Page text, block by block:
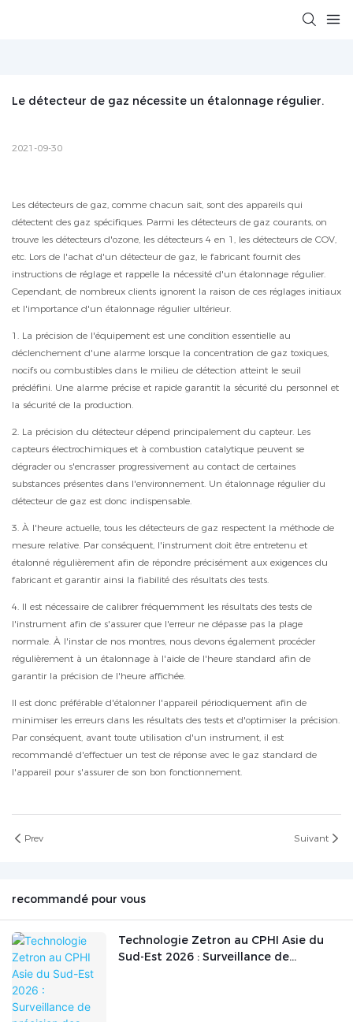
Le détecteur de gaz nécessite un étalonnage régulier.
2021-09-30
Les détecteurs de gaz, comme chacun sait, sont des appareils qui
détectent des gaz spécifiques. Parmi les détecteurs de gaz courants, on
trouve les détecteurs d'ozone, les détecteurs 4 en 1, les détecteurs de COV,
etc. Lors de l'achat d'un détecteur de gaz, le fabricant fournit des
instructions de réglage et rappelle la nécessité d'un étalonnage régulier.
Cependant, de nombreux clients ignorent la raison de ces réglages initiaux
et l'importance d'un étalonnage régulier ultérieur.
1. La précision de l'équipement est une condition essentielle au
déclenchement d'une alarme lorsque la concentration de gaz toxiques,
nocifs ou combustibles dans le milieu de détection atteint le seuil
prédéfini. Une alarme précise et rapide garantit la sécurité du personnel et
la sécurité de la production.
2. La précision du détecteur dépend principalement du capteur. Les
capteurs électrochimiques et à combustion catalytique peuvent se
dégrader ou s'encrasser progressivement au contact de certaines
substances présentes dans l'environnement. Un étalonnage régulier du
détecteur de gaz est donc indispensable.
3. À l'heure actuelle, tous les détecteurs de gaz respectent la méthode de
mesure relative. Par conséquent, l'instrument doit être entretenu et
étalonné régulièrement afin de répondre précisément aux exigences du
fabricant et garantir ainsi la fiabilité des résultats des tests.
4. Il est nécessaire de calibrer fréquemment les résultats des tests de
l'instrument afin de s'assurer que l'erreur ne dépasse pas la plage
normale. À l'instar de nos montres, nous devons également procéder
régulièrement à un étalonnage à l'aide de l'heure standard afin de
garantir la précision de l'heure affichée.
Il est donc préférable d'étalonner l'appareil périodiquement afin de
minimiser les erreurs dans les résultats des tests et d'optimiser la précision.
Par conséquent, avant toute utilisation d'un instrument, il est
recommandé d'effectuer un test de réponse avec le gaz standard de
l'appareil pour s'assurer de son bon fonctionnement.
Prev Suivant
recommandé pour vous
Technologie Zetron au CPHI Asie du
Sud-Est 2026 : Surveillance de